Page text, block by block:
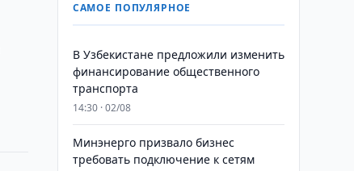
САМОЕ ПОПУЛЯРНОЕ
В Узбекистане предложили изменить
финансирование общественного
транспорта
14:30 · 02/08
Минэнерго призвало бизнес
требовать подключение к сетям